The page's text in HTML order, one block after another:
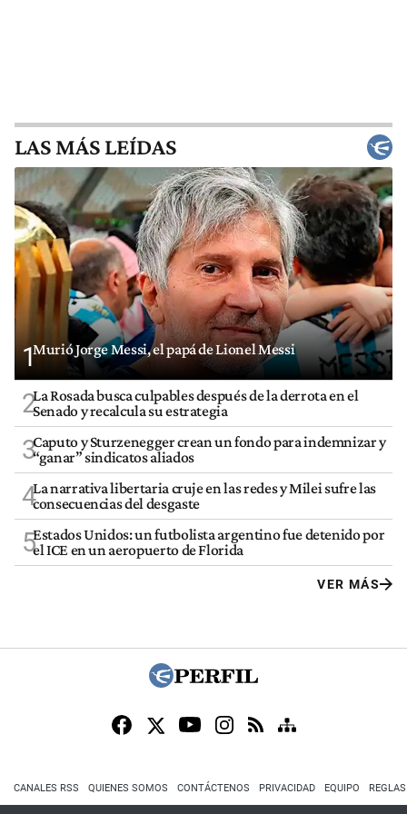
LAS MÁS LEÍDAS
1Murió Jorge Messi, el papá de Lionel Messi
2La Rosada busca culpables después de la derrota en el
Senado y recalcula su estrategia
3Caputo y Sturzenegger crean un fondo para indemnizar y
“ganar” sindicatos aliados
4La narrativa libertaria cruje en las redes y Milei sufre las
consecuencias del desgaste
5Estados Unidos: un futbolista argentino fue detenido por
el ICE en un aeropuerto de Florida
VER MÁS
CANALES RSS QUIENES SOMOS CONTÁCTENOS PRIVACIDAD EQUIPO